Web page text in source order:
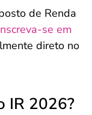
de Renda
se em
direto no
IR 2026?